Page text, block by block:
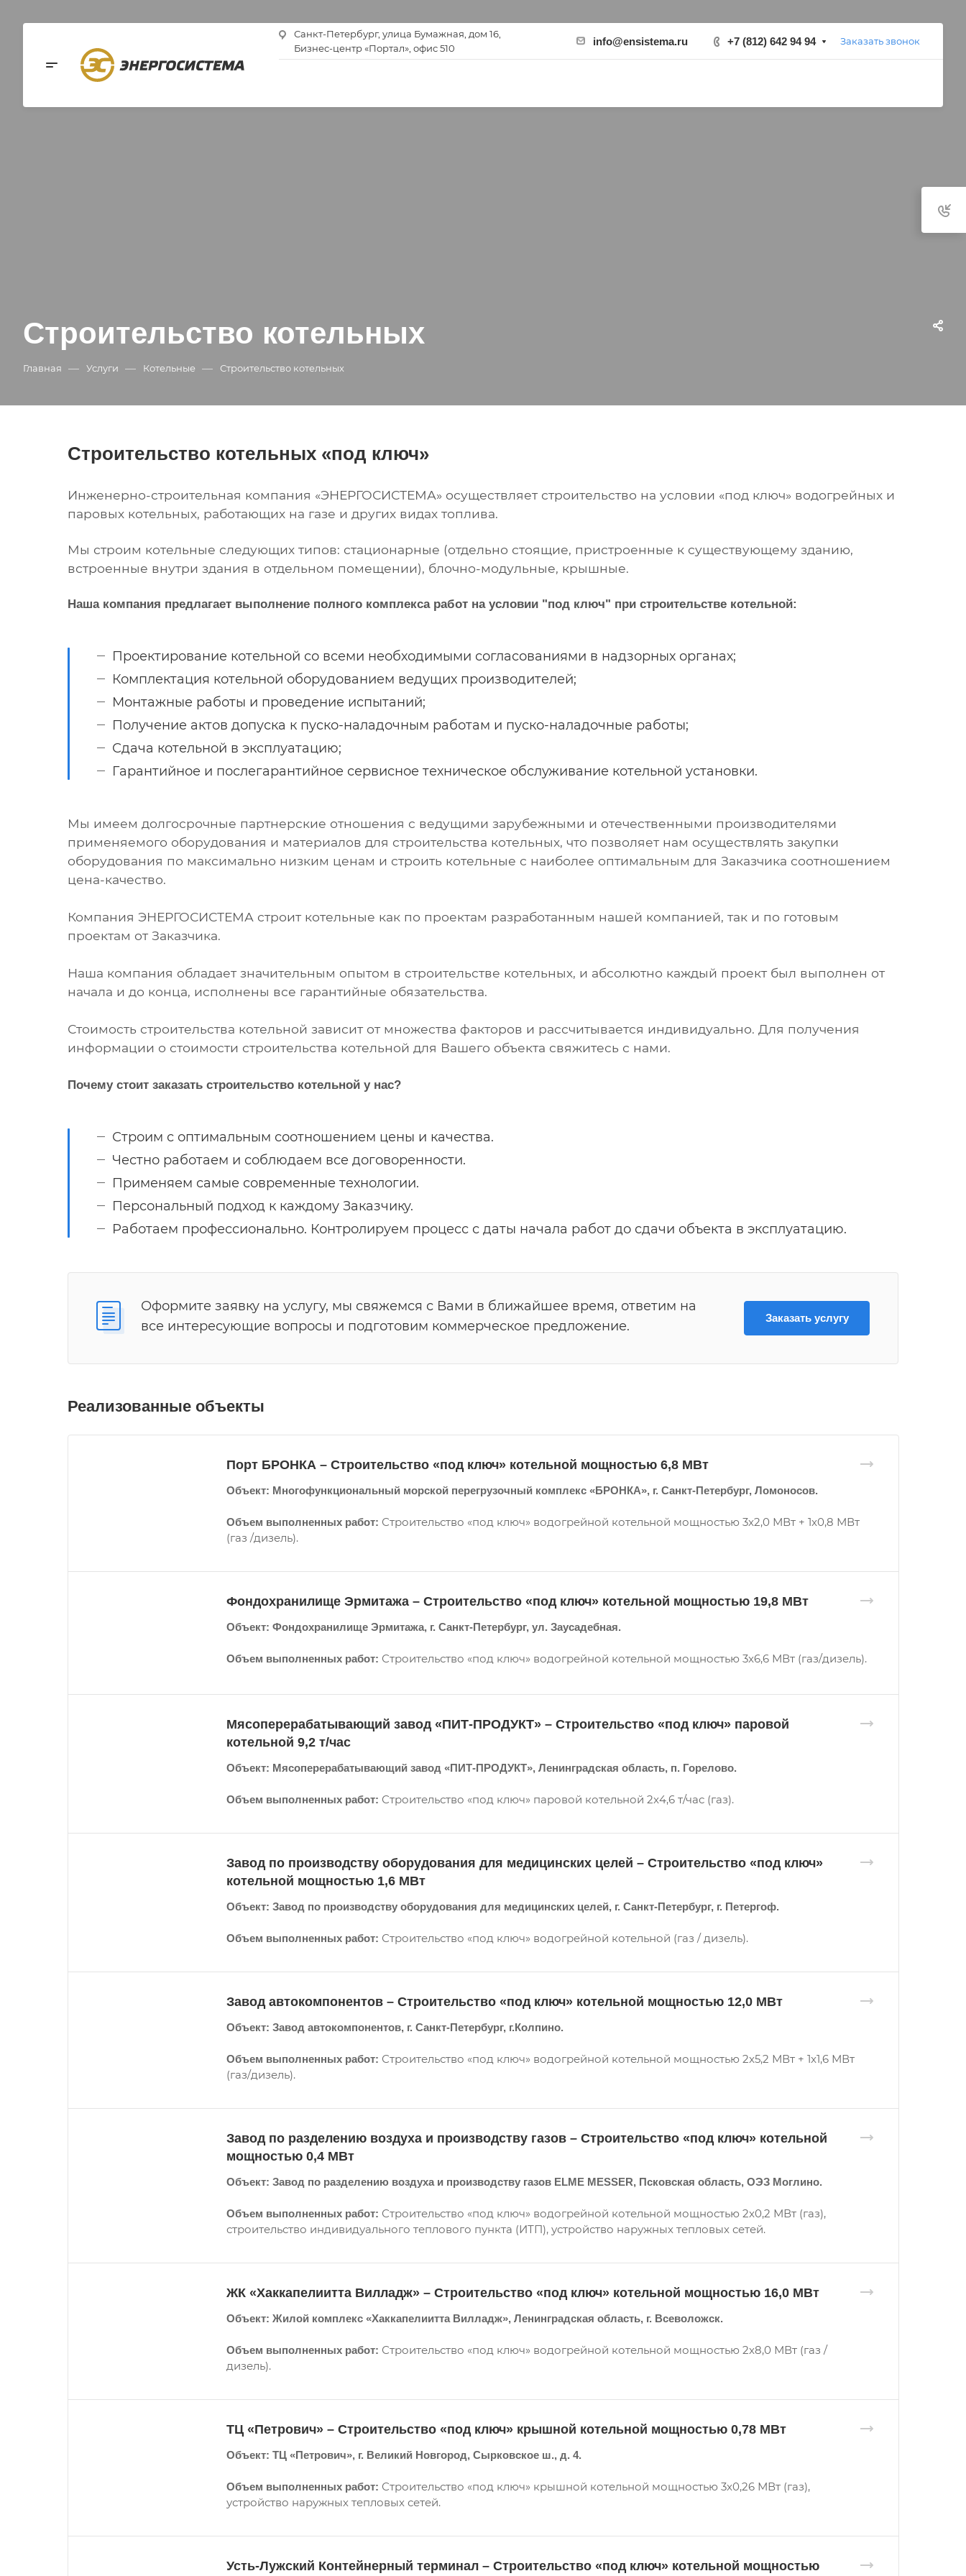
Санкт-Петербург, улица Бумажная, дом 16,
Бизнес-центр «Портал», офис 510
info@ensistema.ru +7 (812) 642 94 94 Заказать звонок
Строительство котельных
Главная — Услуги — Котельные — Строительство котельных
Строительство котельных «под ключ»
Инженерно-строительная компания «ЭНЕРГОСИСТЕМА» осуществляет строительство на условии «под ключ» водогрейных и
паровых котельных, работающих на газе и других видах топлива.
Мы строим котельные следующих типов: стационарные (отдельно стоящие, пристроенные к существующему зданию,
встроенные внутри здания в отдельном помещении), блочно-модульные, крышные.
Наша компания предлагает выполнение полного комплекса работ на условии "под ключ" при строительстве котельной:
Проектирование котельной со всеми необходимыми согласованиями в надзорных органах;
Комплектация котельной оборудованием ведущих производителей;
Монтажные работы и проведение испытаний;
Получение актов допуска к пуско-наладочным работам и пуско-наладочные работы;
Сдача котельной в эксплуатацию;
Гарантийное и послегарантийное сервисное техническое обслуживание котельной установки.
Мы имеем долгосрочные партнерские отношения с ведущими зарубежными и отечественными производителями
применяемого оборудования и материалов для строительства котельных, что позволяет нам осуществлять закупки
оборудования по максимально низким ценам и строить котельные с наиболее оптимальным для Заказчика соотношением
цена-качество.
Компания ЭНЕРГОСИСТЕМА строит котельные как по проектам разработанным нашей компанией, так и по готовым
проектам от Заказчика.
Наша компания обладает значительным опытом в строительстве котельных, и абсолютно каждый проект был выполнен от
начала и до конца, исполнены все гарантийные обязательства.
Стоимость строительства котельной зависит от множества факторов и рассчитывается индивидуально. Для получения
информации о стоимости строительства котельной для Вашего объекта свяжитесь с нами.
Почему стоит заказать строительство котельной у нас?
Строим с оптимальным соотношением цены и качества.
Честно работаем и соблюдаем все договоренности.
Применяем самые современные технологии.
Персональный подход к каждому Заказчику.
Работаем профессионально. Контролируем процесс с даты начала работ до сдачи объекта в эксплуатацию.
Оформите заявку на услугу, мы свяжемся с Вами в ближайшее время, ответим на
все интересующие вопросы и подготовим коммерческое предложение.
Заказать услугу
Реализованные объекты
Порт БРОНКА – Строительство «под ключ» котельной мощностью 6,8 МВт
Объект: Многофункциональный морской перегрузочный комплекс «БРОНКА», г. Санкт-Петербург, Ломоносов.
Объем выполненных работ: Строительство «под ключ» водогрейной котельной мощностью 3x2,0 МВт + 1x0,8 МВт
(газ /дизель).
Фондохранилище Эрмитажа – Строительство «под ключ» котельной мощностью 19,8 МВт
Объект: Фондохранилище Эрмитажа, г. Санкт-Петербург, ул. Заусадебная.
Объем выполненных работ: Строительство «под ключ» водогрейной котельной мощностью 3x6,6 МВт (газ/дизель).
Мясоперерабатывающий завод «ПИТ-ПРОДУКТ» – Строительство «под ключ» паровой
котельной 9,2 т/час
Объект: Мясоперерабатывающий завод «ПИТ-ПРОДУКТ», Ленинградская область, п. Горелово.
Объем выполненных работ: Строительство «под ключ» паровой котельной 2x4,6 т/час (газ).
Завод по производству оборудования для медицинских целей – Строительство «под ключ»
котельной мощностью 1,6 МВт
Объект: Завод по производству оборудования для медицинских целей, г. Санкт-Петербург, г. Петергоф.
Объем выполненных работ: Строительство «под ключ» водогрейной котельной (газ / дизель).
Завод автокомпонентов – Строительство «под ключ» котельной мощностью 12,0 МВт
Объект: Завод автокомпонентов, г. Санкт-Петербург, г.Колпино.
Объем выполненных работ: Строительство «под ключ» водогрейной котельной мощностью 2x5,2 МВт + 1x1,6 МВт
(газ/дизель).
Завод по разделению воздуха и производству газов – Строительство «под ключ» котельной
мощностью 0,4 МВт
Объект: Завод по разделению воздуха и производству газов ELME MESSER, Псковская область, ОЭЗ Моглино.
Объем выполненных работ: Строительство «под ключ» водогрейной котельной мощностью 2x0,2 МВт (газ),
строительство индивидуального теплового пункта (ИТП), устройство наружных тепловых сетей.
ЖК «Хаккапелиитта Вилладж» – Строительство «под ключ» котельной мощностью 16,0 МВт
Объект: Жилой комплекс «Хаккапелиитта Вилладж», Ленинградская область, г. Всеволожск.
Объем выполненных работ: Строительство «под ключ» водогрейной котельной мощностью 2x8,0 МВт (газ /
дизель).
ТЦ «Петрович» – Строительство «под ключ» крышной котельной мощностью 0,78 МВт
Объект: ТЦ «Петрович», г. Великий Новгород, Сырковское ш., д. 4.
Объем выполненных работ: Строительство «под ключ» крышной котельной мощностью 3x0,26 МВт (газ),
устройство наружных тепловых сетей.
Усть-Лужский Контейнерный терминал – Строительство «под ключ» котельной мощностью